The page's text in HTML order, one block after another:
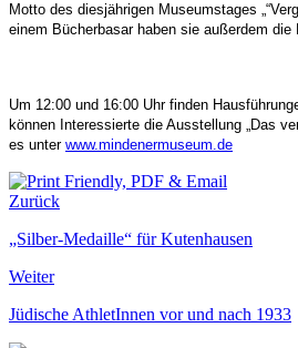
Motto des diesjährigen Museumstages
einem Bücherbasar haben sie außerdem
Um 12:00 und 16:00 Uhr finden
können Interessierte die Ausstellung „Das
es unter www.mindenermuseum.de
Zurück
„Silber-Medaille“ für Kutenhausen
Weiter
Jüdische AthletInnen vor und nach 1933